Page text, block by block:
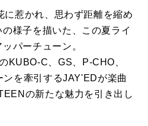
に惹かれ、思わず距離を縮め
様子を描いた、この夏ライ
パーチューン。
KUBO-C 、GS P-CHO
ンを牽引するJAY'EDが楽曲
の新たな魅力を引き出し